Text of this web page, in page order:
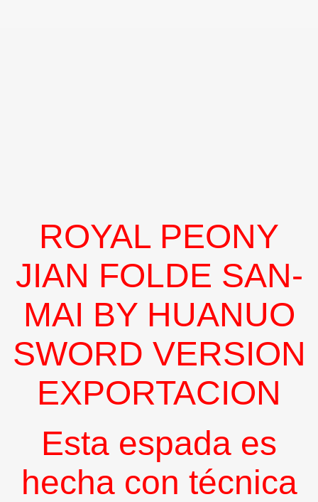
ROYAL PEONY
JIAN FOLDE SAN-
MAI BY HUANUO
SWORD VERSION
EXPORTACION
Esta espada es
hecha con técnica